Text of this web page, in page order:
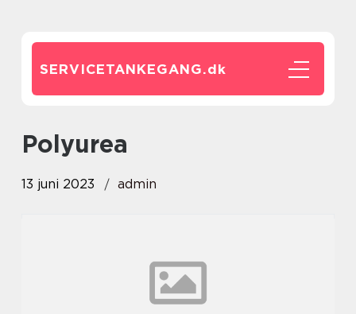
SERVICETANKEGANG.dk
Polyurea
13 juni 2023 admin